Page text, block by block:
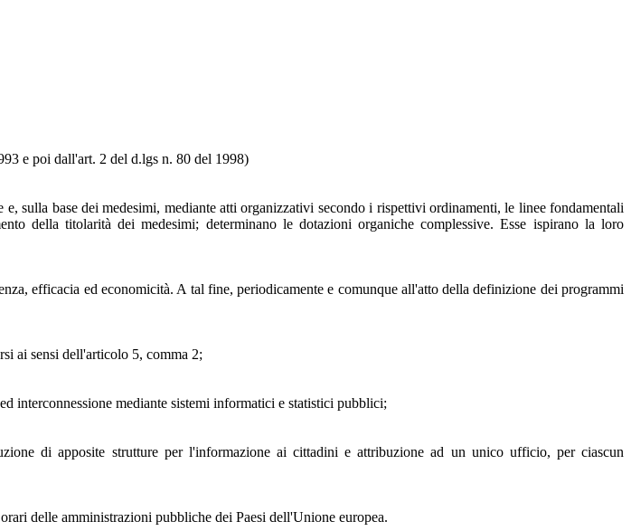
e poi dall'art. 2 del d.lgs n. 80 del 1998)
sulla base dei medesimi, mediante atti organizzativi secondo i rispettivi ordinamenti, le linee fondamentali
della titolarità dei medesimi; determinano le dotazioni organiche complessive. Esse ispirano la loro
efficacia ed economicità. A tal fine, periodicamente e comunque all'atto della definizione dei programmi
ai sensi dell'articolo 5, comma 2;
interconnessione mediante sistemi informatici e statistici pubblici;
di apposite strutture per l'informazione ai cittadini e attribuzione ad un unico ufficio, per ciascun
delle amministrazioni pubbliche dei Paesi dell'Unione europea.